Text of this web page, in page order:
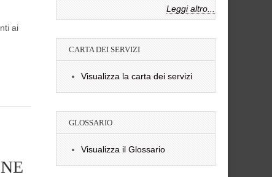
ai
Leggi altro...
CARTA DEI SERVIZI
Visualizza la carta dei servizi
GLOSSARIO
Visualizza il Glossario